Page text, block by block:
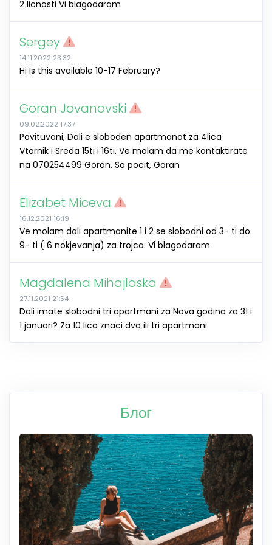
2 licnosti Vi blagodaram
Sergey
14.11.2022 23:32
Hi Is this available 10-17 February?
Goran Jovanovski
09.02.2022 17:37
Povituvani, Dali e sloboden apartmanot za 4lica
Vtornik i Sreda 15ti i 16ti. Ve molam da me kontaktirate
na 070254499 Goran. So pocit, Goran
Elizabet Miceva
16.12.2021 16:19
Ve molam dali apartmanite 1 i 2 se slobodni od 3- ti do
9- ti ( 6 nokjevanja) za trojca. Vi blagodaram
Magdalena Mihajloska
27.11.2021 21:54
Dali imate slobodni tri apartmani za Nova godina za 31 i
1 januari? Za 10 lica znaci dva ili tri apartmani
Блог